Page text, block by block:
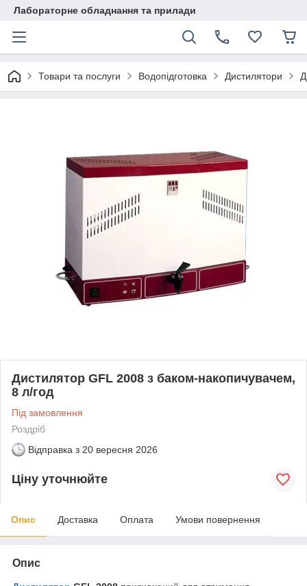
Лабораторне обладнання та прилади
Товари та послуги Водопідготовка Дистилятори
Дистилятор GFL 2008 з баком-накопичувачем,
8 л/год
Під замовлення
Роздріб
Відправка з 20 вересня 2026
Ціну уточнюйте
Опис Доставка Оплата Умови повернення
Опис